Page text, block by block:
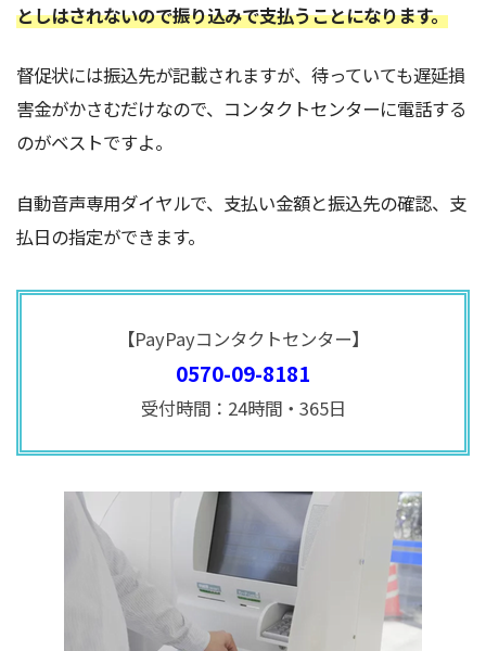
としはされないので振り込みで支払うことになります。
督促状には振込先が記載されますが、待っていても遅延損
害金がかさむだけなので、コンタクトセンターに電話する
のがベストですよ。
自動音声専用ダイヤルで、支払い金額と振込先の確認、支
払日の指定ができます。
【PayPayコンタクトセンター】
0570-09-8181
受付時間：24時間・365日